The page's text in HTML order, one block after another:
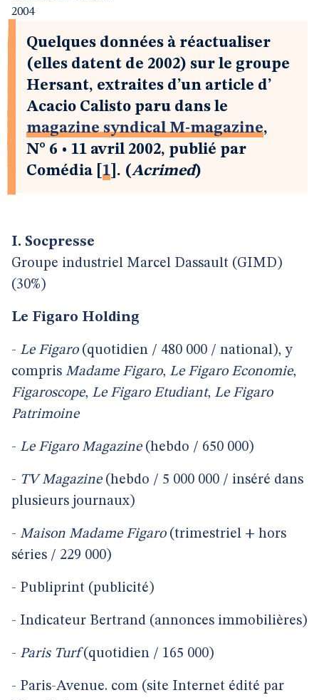
2004
Quelques données à réactualiser
(elles datent de 2002) sur le groupe
Hersant, extraites d’un article d’
Acacio Calisto paru dans le
magazine syndical M-magazine,
N° 6 • 11 avril 2002, publié par
Comédia
1 . (Acrimed)
I. Socpresse
Groupe industriel Marcel Dassault (GIMD)
(30%)
Le Figaro Holding
- Le Figaro(quotidien / 480 000 / national), y
compris Madame Figaro, Le Figaro Economie,
Figaroscope, Le Figaro Etudiant, Le Figaro
Patrimoine
- Le Figaro Magazine(hebdo / 650 000)
- TV Magazine(hebdo / 5 000 000 / inséré dans
plusieurs journaux)
- Maison Madame Figaro(trimestriel + hors
séries / 229 000)
- Publiprint (publicité)
- Indicateur Bertrand (annonces immobilières)
- Paris Turf(quotidien / 165 000)
- Paris-Avenue. com (site Internet édité par